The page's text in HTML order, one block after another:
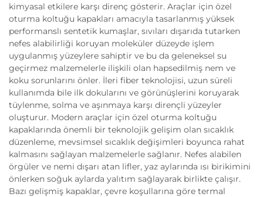
kimyasal etkilere karşı direnç gösterir. Araçlar için özel
oturma koltuğu kapakları amacıyla tasarlanmış yüksek
performanslı sentetik kumaşlar, sıvıları dışarıda tutarken
nefes alabilirliği koruyan moleküler düzeyde işlem
uygulanmış yüzeylere sahiptir ve bu da geleneksel su
geçirmez malzemelerle ilişkili olan hapsedilmiş nem ve
koku sorunlarını önler. İleri fiber teknolojisi, uzun süreli
kullanımda bile ilk dokularını ve görünüşlerini koruyarak
tüylenme, solma ve aşınmaya karşı dirençli yüzeyler
oluşturur. Modern araçlar için özel oturma koltuğu
kapaklarında önemli bir teknolojik gelişim olan sıcaklık
düzenleme, mevsimsel sıcaklık değişimleri boyunca rahat
kalmasını sağlayan malzemelerle sağlanır. Nefes alabilen
örgüler ve nemi dışarı atan lifler, yaz aylarında ısı birikimini
önlerken soğuk aylarda yalıtım sağlayarak birlikte çalışır.
Bazı gelişmiş kapaklar, çevre koşullarına göre termal